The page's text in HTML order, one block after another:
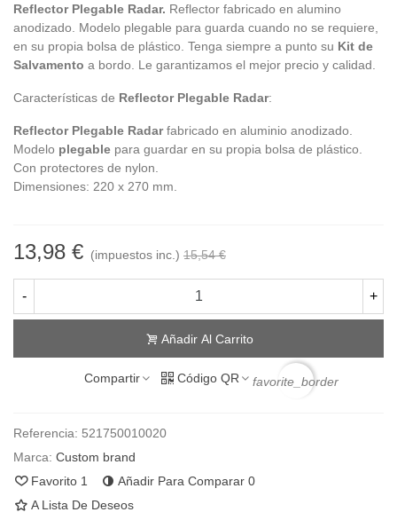
Reflector Plegable Radar. Reflector fabricado en alumino
anodizado. Modelo plegable para guarda cuando no se requiere,
en su propia bolsa de plástico. Tenga siempre a punto su Kit de
Salvamento a bordo. Le garantizamos el mejor precio y calidad.
Características de Reflector Plegable Radar:
Reflector Plegable Radarfabricado en aluminio anodizado.
Modelo plegable para guardar en su propia bolsa de plástico.
Con protectores de nylon.
Dimensiones: 220 x 270 mm.
13,98 € (impuestos inc.) 15,54 €
- +
Añadir Al Carrito
Compartir Código QR favorite_border
Referencia: 521750010020
Marca: Custom brand
Favorito 1 Añadir Para Comparar 0
A Lista De Deseos